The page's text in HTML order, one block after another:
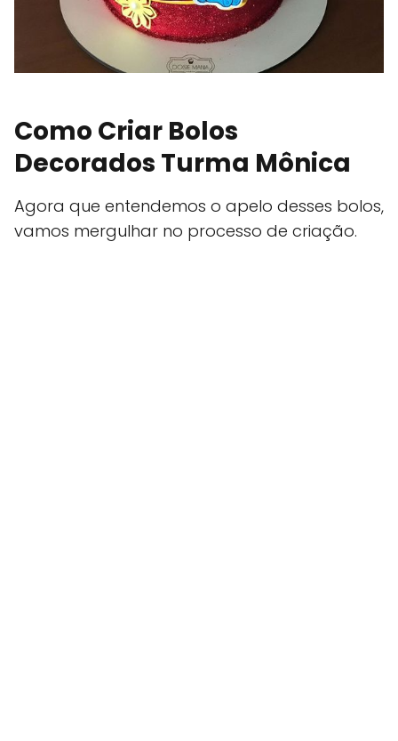
Como Criar Bolos
Decorados Turma Mônica
Agora que entendemos o apelo desses bolos,
vamos mergulhar no processo de criação.